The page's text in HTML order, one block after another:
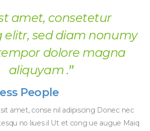
amet, consetetur
elitr, sed diam nonumy
dolore magna
aliquyam .
People
amet, conse nil adipiscing Donec nec
no liues il Ut et cong ue augue Maiq